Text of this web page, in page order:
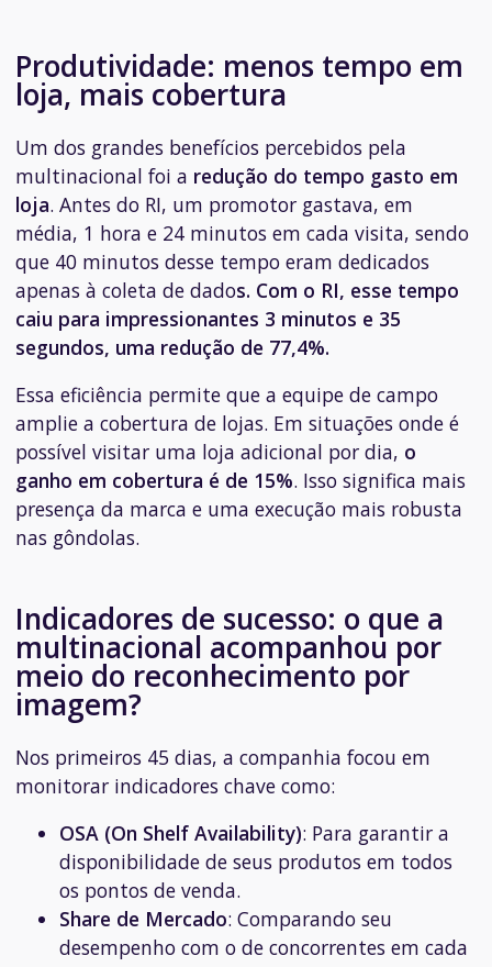
Produtividade: menos tempo em
loja, mais cobertura
Um dos grandes benefícios percebidos pela
multinacional foi a redução do tempo gasto em
loja. Antes do RI, um promotor gastava, em
média, 1 hora e 24 minutos em cada visita, sendo
que 40 minutos desse tempo eram dedicados
apenas à coleta de dados. Com o RI, esse tempo
caiu para impressionantes 3 minutos e 35
segundos, uma redução de 77,4%.
Essa eficiência permite que a equipe de campo
amplie a cobertura de lojas. Em situações onde é
possível visitar uma loja adicional por dia, o
ganho em cobertura é de 15%. Isso significa mais
presença da marca e uma execução mais robusta
nas gôndolas.
Indicadores de sucesso: o que a
multinacional acompanhou por
meio do reconhecimento por
imagem?
Nos primeiros 45 dias, a companhia focou em
monitorar indicadores chave como:
OSA (On Shelf Availability): Para garantir a
disponibilidade de seus produtos em todos
os pontos de venda.
Share de Mercado: Comparando seu
desempenho com o de concorrentes em cada